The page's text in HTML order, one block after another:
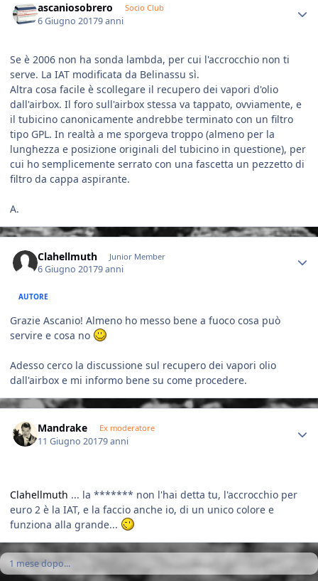
ascaniosobrero Socio Club
6 Giugno 20179 anni
Se è 2006 non ha sonda lambda, per cui l'accrocchio non ti
serve. La IAT modificata da Belinassu sì.
Altra cosa facile è scollegare il recupero dei vapori d'olio
dall'airbox. Il foro sull'airbox stessa va tappato, ovviamente, e
il tubicino canonicamente andrebbe terminato con un filtro
tipo GPL. In realtà a me sporgeva troppo (almeno per la
lunghezza e posizione originali del tubicino in questione), per
cui ho semplicemente serrato con una fascetta un pezzetto di
filtro da cappa aspirante.
A.
Clahellmuth Junior Member
6 Giugno 20179 anni
AUTORE
Grazie Ascanio! Almeno ho messo bene a fuoco cosa può
servire e cosa no
Adesso cerco la discussione sul recupero dei vapori olio
dall'airbox e mi informo bene su come procedere.
Mandrake Ex moderatore
11 Giugno 20179 anni
Clahellmuth ... la ******* non l'hai detta tu, l'accrocchio per
euro 2 è la IAT, e la faccio anche io, di un unico colore e
funziona alla grande...
1 mese dopo...